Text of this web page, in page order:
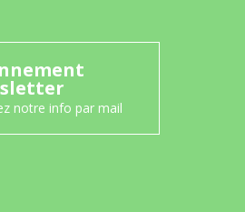
notre info par mail